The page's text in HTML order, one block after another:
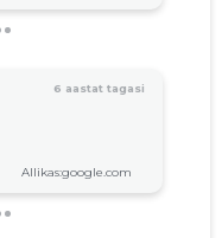
6 aastat tagasi
Allikas:google.com